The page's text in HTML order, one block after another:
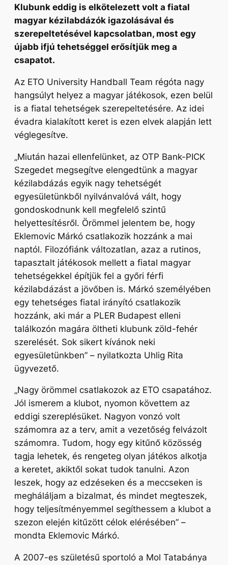
Klubunk eddig is elkötelezett volt a fiatal
magyar kézilabdázók igazolásával és
szerepeltetésével kapcsolatban, most egy
újabb ifjú tehetséggel erősítjük meg a
csapatot.
Az ETO University Handball Team régóta nagy
hangsúlyt helyez a magyar játékosok, ezen belül
is a fiatal tehetségek szerepeltetésére. Az idei
évadra kialakított keret is ezen elvek alapján lett
véglegesítve.
„Miután hazai ellenfelünket, az OTP Bank-PICK
Szegedet megsegítve elengedtünk a magyar
kézilabdázás egyik nagy tehetségét
egyesületünkből nyilvánvalóvá vált, hogy
gondoskodnunk kell megfelelő szintű
helyettesítésről. Örömmel jelentem be, hogy
Eklemovic Márkó csatlakozik hozzánk a mai
naptól. Filozófiánk változatlan, azaz a rutinos,
tapasztalt játékosok mellett a fiatal magyar
tehetségekkel építjük fel a győri férfi
kézilabdázást a jövőben is. Márkó személyében
egy tehetséges fiatal irányító csatlakozik
hozzánk, aki már a PLER Budapest elleni
találkozón magára öltheti klubunk zöld-fehér
szerelését. Sok sikert kívánok neki
egyesületünkben” – nyilatkozta Uhlig Rita
ügyvezető.
„Nagy örömmel csatlakozok az ETO csapatához.
Jól ismerem a klubot, nyomon követtem az
eddigi szereplésüket. Nagyon vonzó volt
számomra az a terv, amit a vezetőség felvázolt
számomra. Tudom, hogy egy kitűnő közösség
tagja lehetek, és rengeteg olyan játékos alkotja
a keretet, akiktől sokat tudok tanulni. Azon
leszek, hogy az edzéseken és a meccseken is
megháláljam a bizalmat, és mindet megteszek,
hogy teljesítményemmel segíthessem a klubot a
szezon elején kitűzött célok elérésében” –
mondta Eklemovic Márkó.
A 2007-es születésű sportoló a Mol Tatabánya